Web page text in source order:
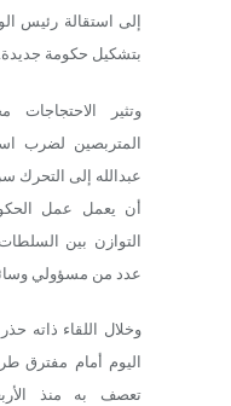
إلى استقالة رئيس
بتشكيل حكومة جديدة.
وتثير
المتربصين لضرب
عبدالله إلى التحرك
أن يعمل عمل
التوازن بين
عدد من مسؤولي وسائل
وخلال اللقاء ذاته
اليوم أمام مفترق
تعصف به منذ